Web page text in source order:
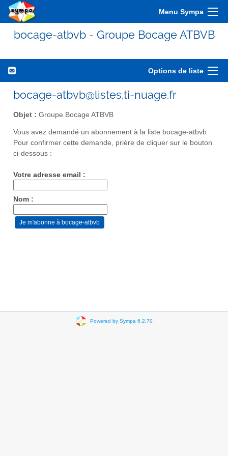
Menu Sympa
bocage-atbvb - Groupe Bocage ATBVB
Options de liste
bocage-atbvb@listes.ti-nuage.fr
Objet : Groupe Bocage ATBVB
Vous avez demandé un abonnement à la liste bocage-atbvb
Pour confirmer cette demande, prière de cliquer sur le bouton
ci-dessous :
Votre adresse email :
Nom :
Powered by Sympa 6.2.70